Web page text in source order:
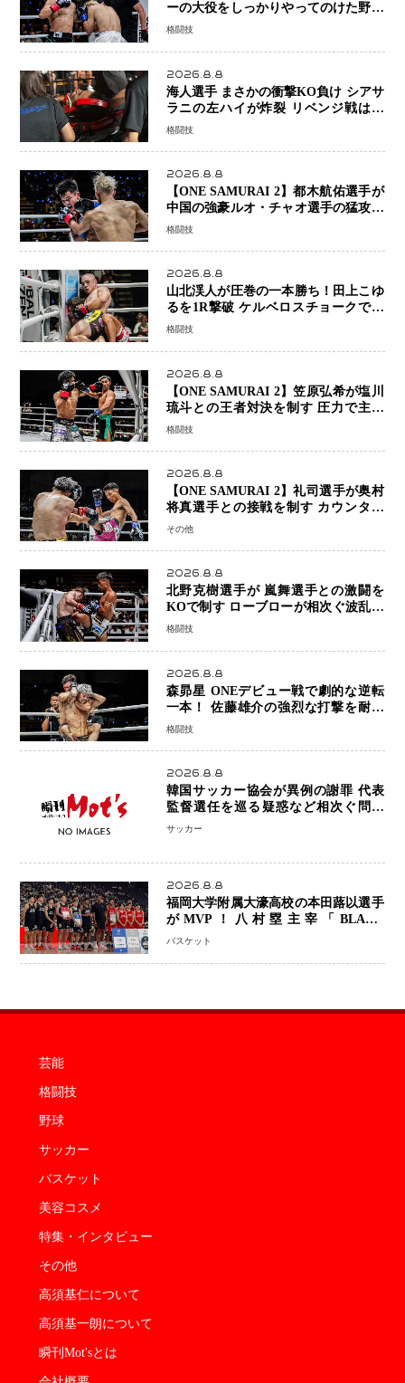
ーの大役をしっかりやってのけた野杁
正明が衝撃のリベンジ！ リウ・メン
ーで完全決着
格闘技
2026.8.8
海人選手 まさかの衝撃KO負け シアサ
ラニの左ハイが炸裂 リベンジ戦は一
瞬で決着
格闘技
2026.8.8
【ONE SAMURAI 2】都木航佑選手が
中国の強豪ルオ・チャオ選手の猛攻を
受けながらも的確な攻撃で応戦 最後
格闘技
2026.8.8
山北渓人が圧巻の一本勝ち！田上こゆ
るを1R撃破 ケルベロスチョークで存
在感を示す
格闘技
2026.8.8
【ONE SAMURAI 2】笠原弘希が塩川
琉斗との王者対決を制す 圧力で主導
権を握り判定勝利
格闘技
2026.8.8
【ONE SAMURAI 2】礼司選手が奥村
将真選手との接戦を制す カウンター
と正確な打撃で判定勝利
その他
2026.8.8
北野克樹選手が 嵐舞選手との激闘を
KOで制す ローブローが相次ぐ波乱の
展開…涙の勝利「生まれてくる娘のた
格闘技
2026.8.8
森昴星 ONEデビュー戦で劇的な逆転
一本！ 佐藤雄介の強烈な打撃を耐え
抜き、リアネイキッドチョークで勝利
格闘技
2026.8.8
韓国サッカー協会が異例の謝罪 代表
監督選任を巡る疑惑など相次ぐ問題
「組織の刷新」誓う
サッカー
2026.8.8
福岡大学附属大濠高校の本田蕗以選手
がMVP！八村塁主宰「BLACK
SAMURAI SUMMIT 2026」で存在
なった」
バスケット
芸能
格闘技
野球
サッカー
バスケット
美容コスメ
特集・インタビュー
その他
高須基仁について
高須基一朗について
瞬刊Mot'sとは